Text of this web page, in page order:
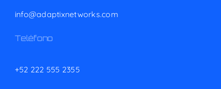
info@adaptixnetworks.com
Teléfono
+52 222 555 2355